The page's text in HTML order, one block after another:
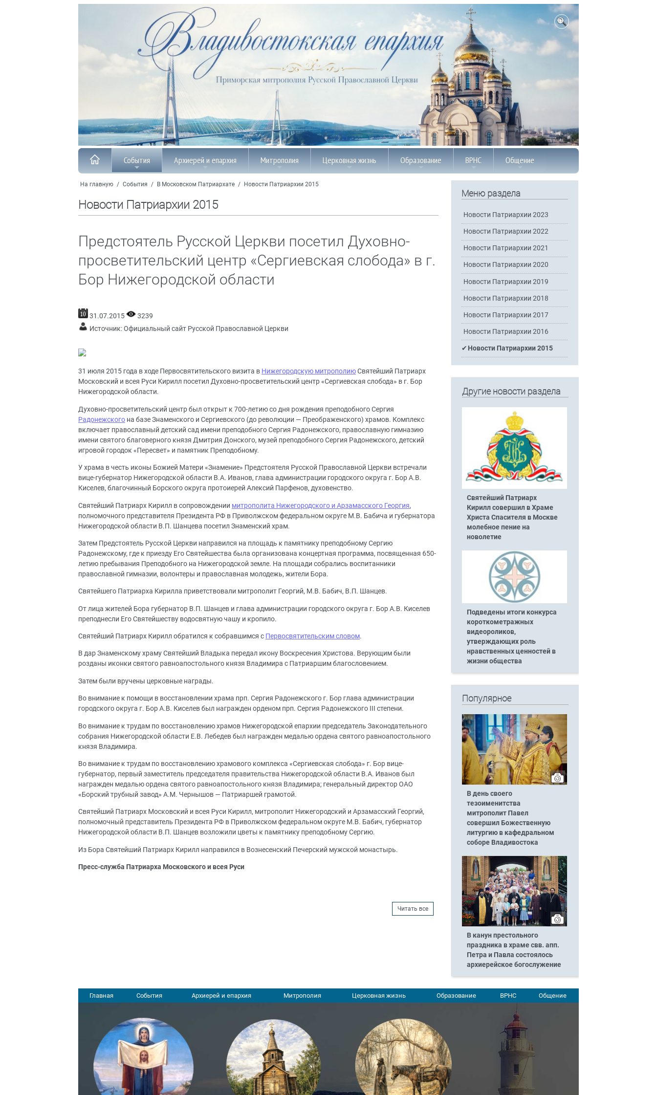
События Архиерей и епархия Митрополия Церковная жизнь Образование ВРНС Общение
На главную / События / В Московском Патриархате / Новости Патриархии 2015
Новости Патриархии 2015
Предстоятель Русской Церкви посетил Духовно-
просветительский центр «Сергиевская слобода» в г.
Бор Нижегородской области
31.07.2015
3239
Источник:Официальный сайт Русской Православной Церкви
31 июля 2015 года в ходе Первосвятительского визита в Нижегородскую митрополиюСвятейший Патриарх
Московский и всея Руси Кирилл посетил Духовно-просветительский центр «Сергиевская слобода» в г. Бор
Нижегородской области.
Духовно-просветительский центр был открыт к 700-летию со дня рождения преподобного Сергия
Радонежского на базе Знаменского и Сергиевского (до революции — Преображенского) храмов. Комплекс
включает православный детский сад имени преподобного Сергия Радонежского, православную гимназию
имени святого благоверного князя Дмитрия Донского, музей преподобного Сергия Радонежского, детский
игровой городок «Пересвет» и памятник Преподобному.
У храма в честь иконы Божией Матери «Знамение» Предстоятеля Русской Православной Церкви встречали
вице-губернатор Нижегородской области В.А. Иванов, глава администрации городского округа г. Бор А.В.
Киселев, благочинный Борского округа протоиерей Алексий Парфенов, духовенство.
Святейший Патриарх Кирилл в сопровождении митрополита Нижегородского и Арзамасского Георгия,
полномочного представителя Президента РФ в Приволжском федеральном округе М.В. Бабича и губернатора
Нижегородской области В.П. Шанцева посетил Знаменский храм.
Затем Предстоятель Русской Церкви направился на площадь к памятнику преподобному Сергию
Радонежскому, где к приезду Его Святейшества была организована концертная программа, посвященная 650-
летию пребывания Преподобного на Нижегородской земле. На площади собрались воспитанники
православной гимназии, волонтеры и православная молодежь, жители Бора.
Святейшего Патриарха Кирилла приветствовали митрополит Георгий, М.В. Бабич, В.П. Шанцев.
От лица жителей Бора губернатор В.П. Шанцев и глава администрации городского округа г. Бор А.В. Киселев
преподнесли Его Святейшеству водосвятную чашу и кропило.
Святейший Патриарх Кирилл обратился к собравшимся с Первосвятительским словом.
В дар Знаменскому храму Святейший Владыка передал икону Воскресения Христова. Верующим были
розданы иконки святого равноапостольного князя Владимира с Патриаршим благословением.
Затем были вручены церковные награды.
Во внимание к помощи в восстановлении храма прп. Сергия Радонежского г. Бор глава администрации
городского округа г. Бор А.В. Киселев был награжден орденом прп. Сергия Радонежского III степени.
Во внимание к трудам по восстановлению храмов Нижегородской епархии председатель Законодательного
собрания Нижегородской области Е.В. Лебедев был награжден медалью ордена святого равноапостольного
князя Владимира.
Во внимание к трудам по восстановлению храмового комплекса «Сергиевская слобода» г. Бор вице-
губернатор, первый заместитель председателя правительства Нижегородской области В.А. Иванов был
награжден медалью ордена святого равноапостольного князя Владимира; генеральный директор ОАО
«Борский трубный завод» А.М. Чернышов — Патриаршей грамотой.
Святейший Патриарх Московский и всея Руси Кирилл, митрополит Нижегородский и Арзамасский Георгий,
полномочный представитель Президента РФ в Приволжском федеральном округе М.В. Бабич, губернатор
Нижегородской области В.П. Шанцев возложили цветы к памятнику преподобному Сергию.
Из Бора Святейший Патриарх Кирилл направился в Вознесенский Печерский мужской монастырь.
Пресс-служба Патриарха Московского и всея Руси
Читать все
Меню раздела
Новости Патриархии 2023
Новости Патриархии 2022
Новости Патриархии 2021
Новости Патриархии 2020
Новости Патриархии 2019
Новости Патриархии 2018
Новости Патриархии 2017
Новости Патриархии 2016
Новости Патриархии 2015
Другие новости раздела
Святейший Патриарх
Кирилл совершил в Храме
Христа Спасителя в Москве
молебное пение на
новолетие
Подведены итоги конкурса
короткометражных
видеороликов,
утверждающих роль
нравственных ценностей в
жизни общества
Популярное
В день своего
тезоименитства
митрополит Павел
совершил Божественную
литургию в кафедральном
соборе Владивостока
В канун престольного
праздника в храме свв. апп.
Петра и Павла состоялось
архиерейское богослужение
Главная События Архиерей и епархия Митрополия Церковная жизнь Образование ВРНС Общение